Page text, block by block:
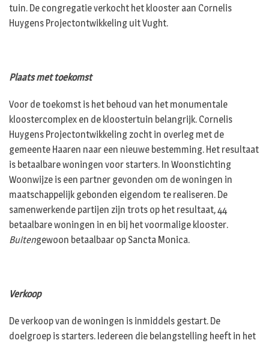
tuin. De congregatie verkocht het klooster aan Cornelis
Huygens Projectontwikkeling uit Vught.
Plaats met toekomst
Voor de toekomst is het behoud van het monumentale
kloostercomplex en de kloostertuin belangrijk. Cornelis
Huygens Projectontwikkeling zocht in overleg met de
gemeente Haaren naar een nieuwe bestemming. Het resultaat
is betaalbare woningen voor starters. In Woonstichting
Woonwijze is een partner gevonden om de woningen in
maatschappelijk gebonden eigendom te realiseren. De
samenwerkende partijen zijn trots op het resultaat, 44
betaalbare woningen in en bij het voormalige klooster.
Buitengewoon betaalbaar op Sancta Monica.
Verkoop
De verkoop van de woningen is inmiddels gestart. De
doelgroep is starters. Iedereen die belangstelling heeft in het